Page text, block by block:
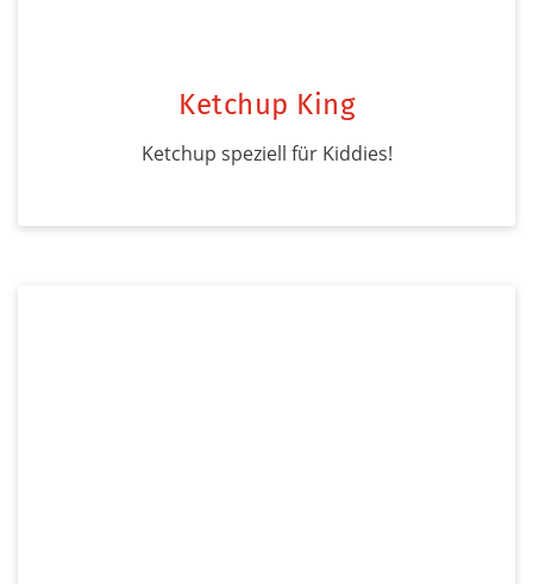
Ketchup King
Ketchup speziell für Kiddies!